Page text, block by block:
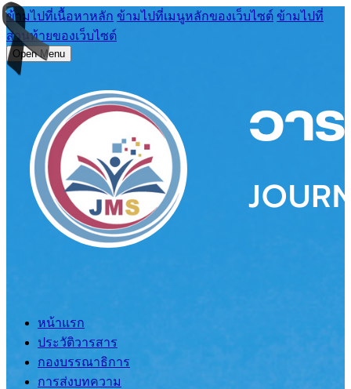
ข้ามไปที่เนื้อหาหลัก ข้ามไปที่เมนูหลักของเว็บไซต์ ข้ามไปที่
ส่วนท้ายของเว็บไซต์
Open Menu
หน้าแรก
ประวัติวารสาร
กองบรรณาธิการ
การส่งบทความ